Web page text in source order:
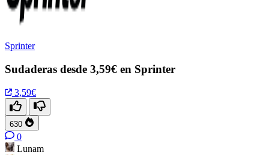
Sprinter
Sudaderas desde 3,59€ en Sprinter
3,59€
630
0
Lunam